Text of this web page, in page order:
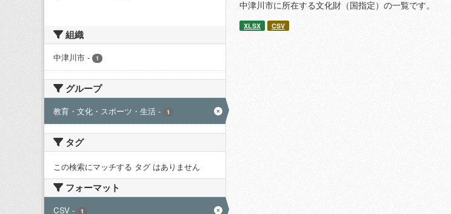
組織
中津川市 - 1
グループ
教育・文化・スポーツ・生活 - 1
タグ
この検索にマッチする タグ はありません
フォーマット
CSV - 1
中津川市に所在する文化財（国指定）の一覧です。
XLSX CSV